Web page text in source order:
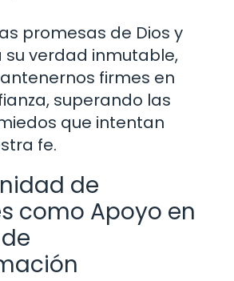
promesas de Dios y
verdad inmutable,
firmes en
superando las
que intentan
fe.
de
como Apoyo en